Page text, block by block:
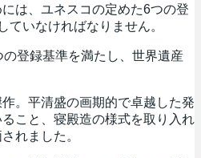
は、ユネスコの定めた6つの登
ていなければなりません。
登録基準を満たし、世界遺産
。平清盛の画期的で卓越した発
こと、寝殿造の様式を取り入れ
れました。